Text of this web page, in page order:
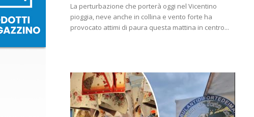
La perturbazione che porterà oggi nel Vicentino
pioggia, neve anche in collina e vento forte ha
provocato attimi di paura questa mattina in centro...